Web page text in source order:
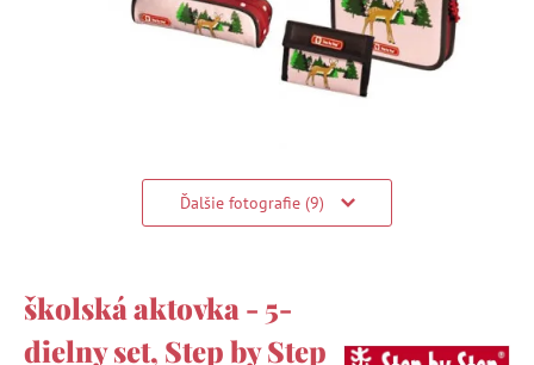
Ďalšie fotografie (9)
školská aktovka - 5-
dielny set, Step by Step